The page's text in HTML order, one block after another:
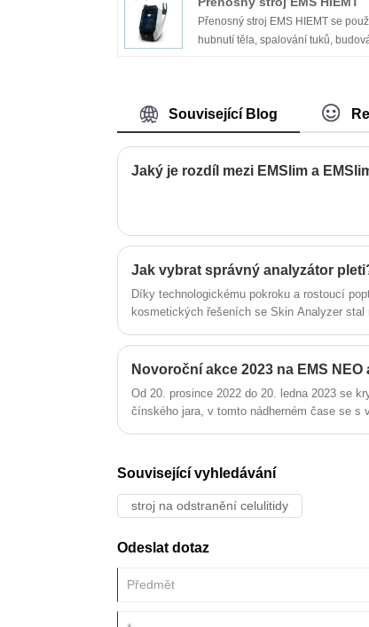
zacílit vlasové prameny pomocí
laserového vypalování vlnové délky.
Přenosný stroj EMS HIEMT se
hubnutí těla, spalování tuků,
neinvazivní ošetření konturování
Přenosný stroj EMS HIEMT buduje
Související Blog
Jaký je rozdíl mezi EMSlim a
Jak vybrat správný analyzátor
Díky technologickému pokroku a rostoucí
kosmetických řešeních se Skin Analyzer stal
obchody.
Novoroční akce 2023 na EMS
Od 20. prosince 2022 do 20. ledna 2023 se
čínského jara, v tomto nádherném čase se s
Související vyhledávání
stroj na odstranění celulitidy
Odeslat dotaz